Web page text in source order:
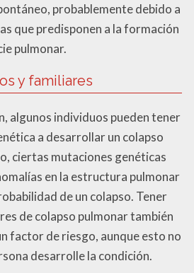
probablemente debido a
que predisponen a la formación
pulmonar.
y familiares
algunos individuos pueden tener
a desarrollar un colapso
ciertas mutaciones genéticas
en la estructura pulmonar
de un colapso. Tener
de colapso pulmonar también
factor de riesgo, aunque esto no
desarrolle la condición.